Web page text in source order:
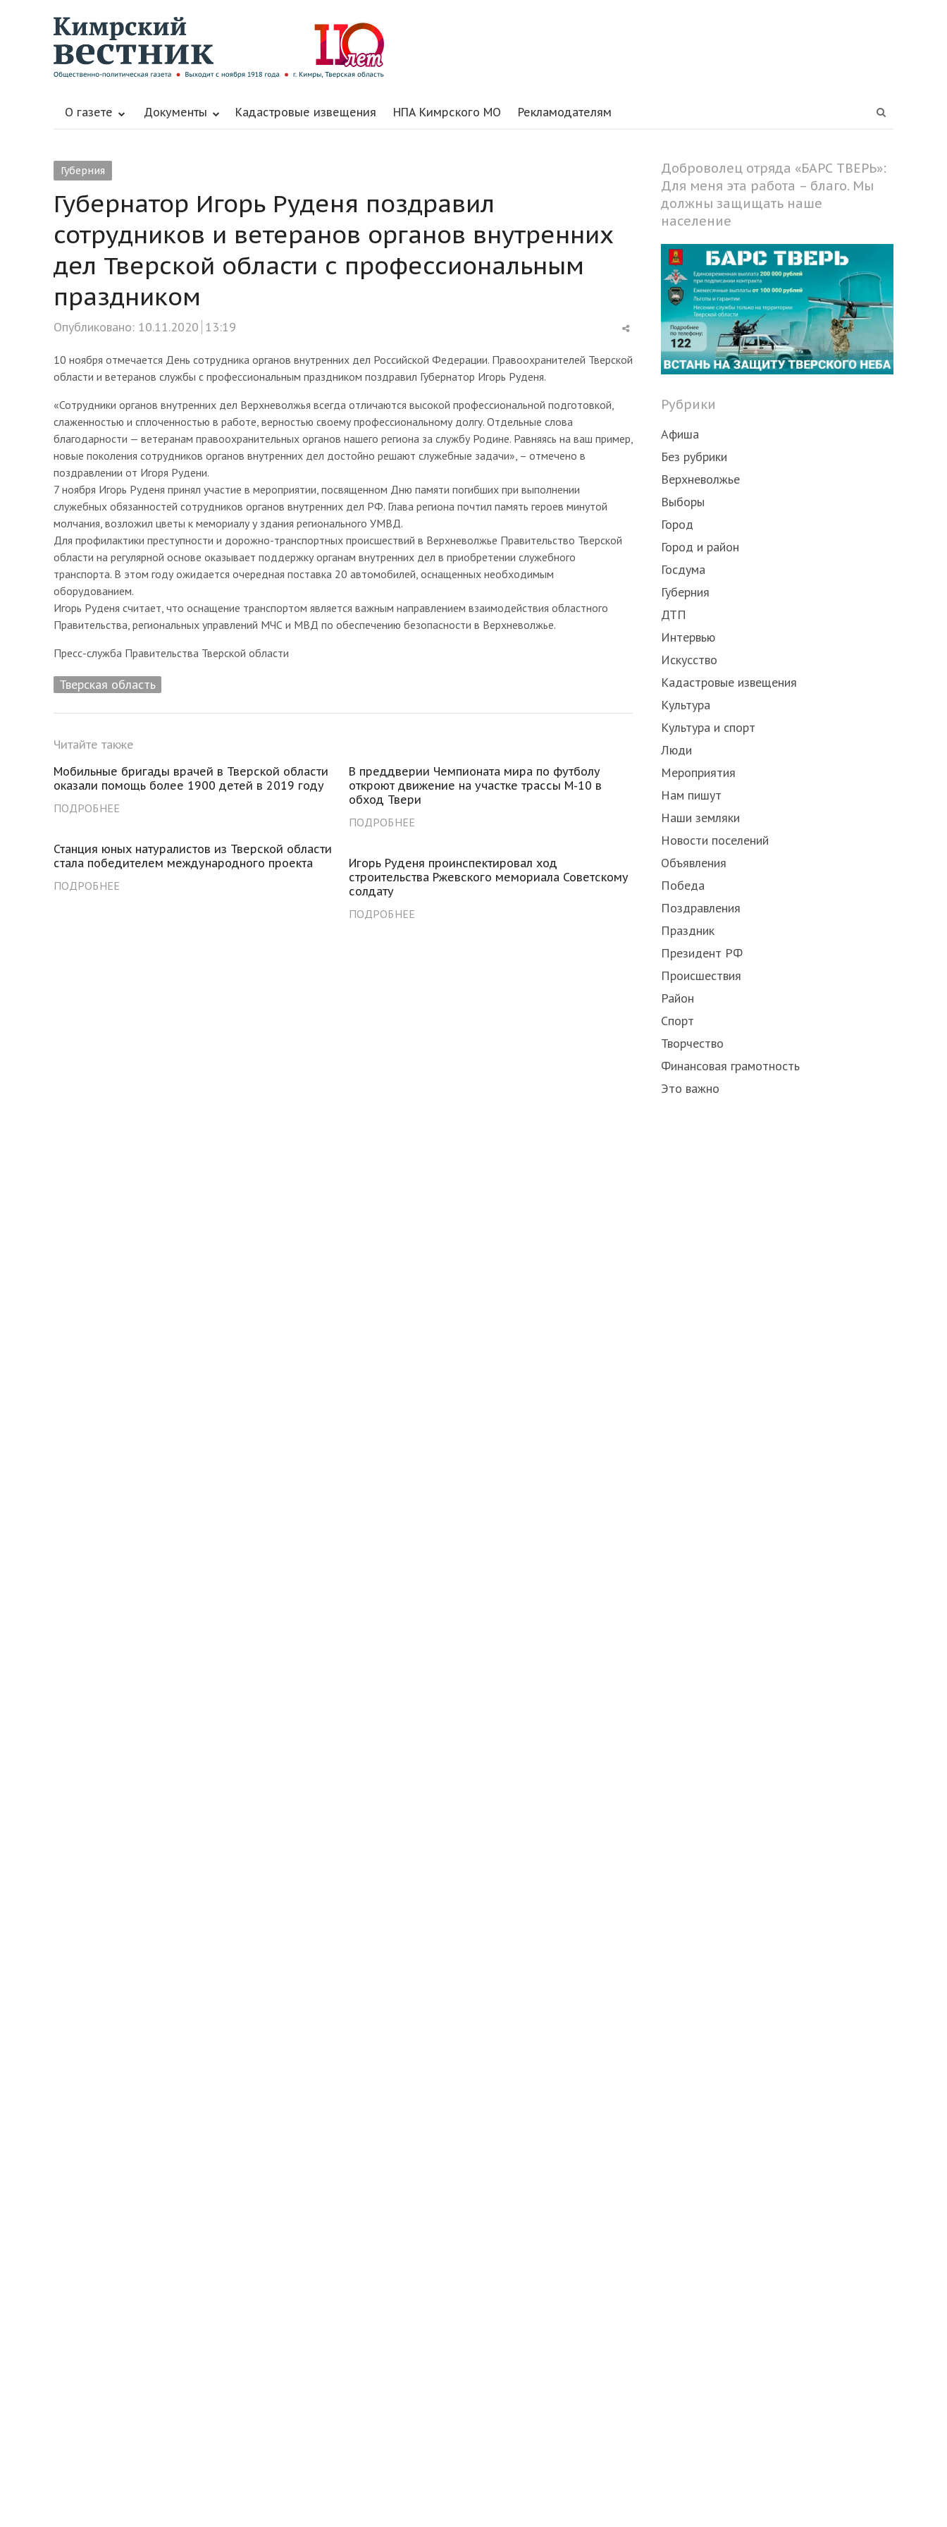
О газете Документы Кадастровые извещения НПА Кимрского МО Рекламодателям
Губерния
Губернатор Игорь Руденя поздравил
сотрудников и ветеранов органов внутренних
дел Тверской области с профессиональным
праздником
Опубликовано: 10.11.2020 13:19
Share
post
10 ноября отмечается День сотрудника органов внутренних дел Российской Федерации. Правоохранителей Тверской
области и ветеранов службы с профессиональным праздником поздравил Губернатор Игорь Руденя.
«Сотрудники органов внутренних дел Верхневолжья всегда отличаются высокой профессиональной подготовкой,
слаженностью и сплоченностью в работе, верностью своему профессиональному долгу. Отдельные слова
благодарности — ветеранам правоохранительных органов нашего региона за службу Родине. Равняясь на ваш пример,
новые поколения сотрудников органов внутренних дел достойно решают служебные задачи», – отмечено в
поздравлении от Игоря Рудени.
7 ноября Игорь Руденя принял участие в мероприятии, посвященном Дню памяти погибших при выполнении
служебных обязанностей сотрудников органов внутренних дел РФ. Глава региона почтил память героев минутой
молчания, возложил цветы к мемориалу у здания регионального УМВД.
Для профилактики преступности и дорожно-транспортных происшествий в Верхневолжье Правительство Тверской
области на регулярной основе оказывает поддержку органам внутренних дел в приобретении служебного
транспорта. В этом году ожидается очередная поставка 20 автомобилей, оснащенных необходимым
оборудованием.
Игорь Руденя считает, что оснащение транспортом является важным направлением взаимодействия областного
Правительства, региональных управлений МЧС и МВД по обеспечению безопасности в Верхневолжье.
Пресс-служба Правительства Тверской области
Тверская область
Читайте также
Мобильные бригады врачей в Тверской области
оказали помощь более 1900 детей в 2019 году
ПОДРОБНЕЕ
В преддверии Чемпионата мира по футболу
откроют движение на участке трассы М-10 в
обход Твери
ПОДРОБНЕЕ
Станция юных натуралистов из Тверской области
стала победителем международного проекта
ПОДРОБНЕЕ
Игорь Руденя проинспектировал ход
строительства Ржевского мемориала Советскому
солдату
ПОДРОБНЕЕ
Доброволец отряда «БАРС ТВЕРЬ»:
Для меня эта работа – благо. Мы
должны защищать наше
население
Рубрики
Афиша
Без рубрики
Верхневолжье
Выборы
Город
Город и район
Госдума
Губерния
ДТП
Интервью
Искусство
Кадастровые извещения
Культура
Культура и спорт
Люди
Мероприятия
Нам пишут
Наши земляки
Новости поселений
Объявления
Победа
Поздравления
Праздник
Президент РФ
Происшествия
Район
Спорт
Творчество
Финансовая грамотность
Это важно